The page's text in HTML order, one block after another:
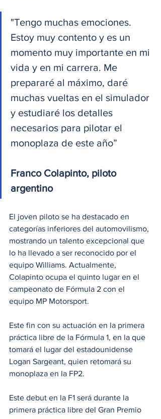
"Tengo muchas emociones.
Estoy muy contento y es un
momento muy importante en mi
vida y en mi carrera. Me
prepararé al máximo, daré
muchas vueltas en el simulador
y estudiaré los detalles
necesarios para pilotar el
monoplaza de este año”
Franco Colapinto, piloto
argentino
El joven piloto se ha destacado en
categorías inferiores del automovilismo,
mostrando un talento excepcional que
lo ha llevado a ser reconocido por el
equipo Williams. Actualmente,
Colapinto ocupa el quinto lugar en el
campeonato de Fórmula 2 con el
equipo MP Motorsport.
Este fin con su actuación en la primera
práctica libre de la Fórmula 1, en la que
tomará el lugar del estadounidense
Logan Sargeant, quien retomará su
monoplaza en la FP2.
Este debut en la F1 será durante la
primera práctica libre del Gran Premio